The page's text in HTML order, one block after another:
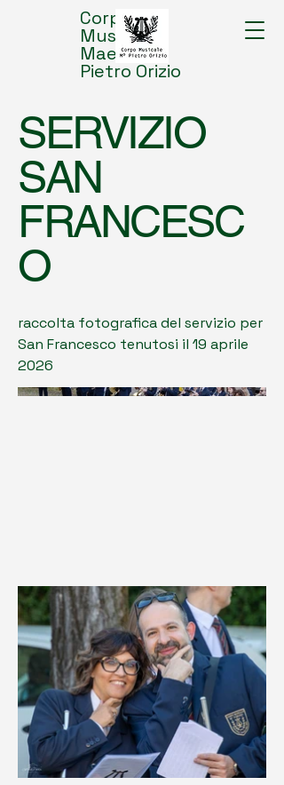
Corpo
Musicale
Maestro
Pietro Orizio
SERVIZIO
SAN
FRANCESC
O
raccolta fotografica del servizio per
San Francesco tenutosi il 19 aprile
2026